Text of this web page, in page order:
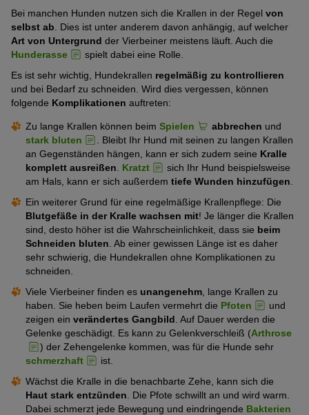
Bei manchen Hunden nutzen sich die Krallen in der Regel von
selbst ab . Dies ist unter anderem davon anhängig, auf welcher
Art von Untergrund der Vierbeiner meistens läuft. Auch die
Hunderasse
spielt dabei eine Rolle.
Es ist sehr wichtig, Hundekrallen regelmäßig zu kontrollieren
und bei Bedarf zu schneiden. Wird dies vergessen, können
folgende Komplikationen auftreten:
Zu lange Krallen können beim Spielen abbrechen und
stark bluten
. Bleibt Ihr Hund mit seinen zu langen Krallen
an Gegenständen hängen, kann er sich zudem seine Kralle
komplett ausreißen
Kratzt
sich Ihr Hund beispielsweise
am Hals, kann er sich außerdem tiefe Wunden hinzufügen
Ein weiterer Grund für eine regelmäßige Krallenpflege: Die
Blutgefäße in der Kralle wachsen mit! Je länger die Krallen
sind, desto höher ist die Wahrscheinlichkeit, dass sie beim
Schneiden bluten . Ab einer gewissen Länge ist es daher
sehr schwierig, die Hundekrallen ohne Komplikationen zu
schneiden.
Viele Vierbeiner finden es unangenehm , lange Krallen zu
haben. Sie heben beim Laufen vermehrt die Pfoten
und
zeigen ein verändertes Gangbild . Auf Dauer werden die
Gelenke geschädigt. Es kann zu Gelenkverschleiß (Arthrose
) der Zehengelenke kommen, was für die Hunde sehr
schmerzhaft
ist.
Wächst die Kralle in die benachbarte Zehe, kann sich die
Haut stark entzünden . Die Pfote schwillt an und wird warm.
Dabei schmerzt jede Bewegung und eindringende Bakterien